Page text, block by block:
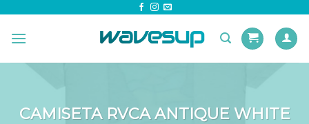
content
CAMISETA RVCA ANTIQUE WHITE